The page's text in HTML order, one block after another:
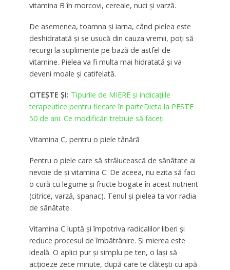
vitamina B în morcovi, cereale, nuci şi varză.
De asemenea, toamna şi iarna, când pielea este
deshidratată şi se usucă din cauza vremii, poţi să
recurgi la suplimente pe bază de astfel de
vitamine. Pielea va fi multa mai hidratată şi va
deveni moale şi catifelată.
CITEȘTE ȘI: Tipurile de MIERE şi indicaţiile
terapeutice pentru fiecare în parteDieta la PESTE
50 de ani. Ce modificări trebuie să faceți
Vitamina C, pentru o piele tânără
Pentru o piele care să strălucească de sănătate ai
nevoie de şi vitamina C. De aceea, nu ezita să faci
o cură cu legume şi fructe bogate în acest nutrient
(citrice, varză, spanac). Tenul şi pielea ta vor radia
de sănătate.
Vitamina C luptă şi împotriva radicalilor liberi şi
reduce procesul de îmbătrânire. Şi mierea este
ideală. O aplici pur şi simplu pe ten, o laşi să
acţioeze zece minute, după care te clăteşti cu apă